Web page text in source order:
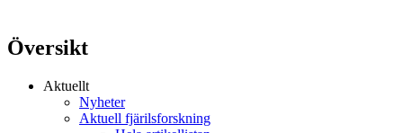
Översikt
Aktuellt
Nyheter
Aktuell fjärilsforskning